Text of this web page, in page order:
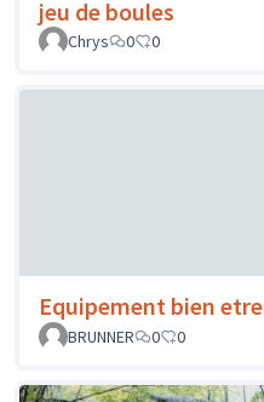
jeu de boules
Chrys
0 0
Equipement bien etre
BRUNNER
0 0